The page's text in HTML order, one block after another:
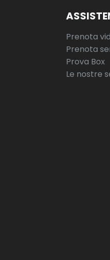
Prenota
Prenota
Prova Box
Le nostre